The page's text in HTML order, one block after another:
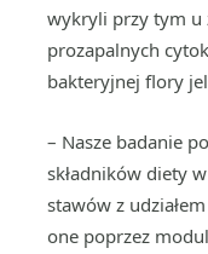
wykryli przy tym u
prozapalnych
bakteryjnej flory
– Nasze badanie
składników diety
stawów z
one poprzez